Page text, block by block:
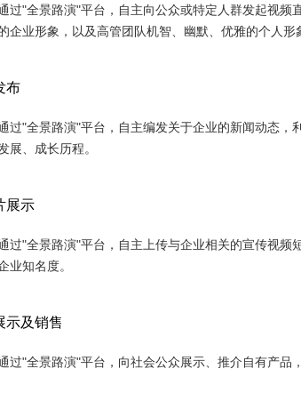
过"全景路演"平台，自主向公众或特定人群发起视频
企业形象，以及高管团队机智、幽默、优雅的个人形
布
过"全景路演"平台，自主编发关于企业的新闻动态
展、成长历程。
展示
过"全景路演"平台，自主上传与企业相关的宣传视
业知名度。
示及销售
过"全景路演"平台，向社会公众展示、推介自有产品